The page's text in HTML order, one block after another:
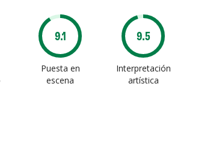
9.1
Puesta en
escena
9.5
Interpretación
artística